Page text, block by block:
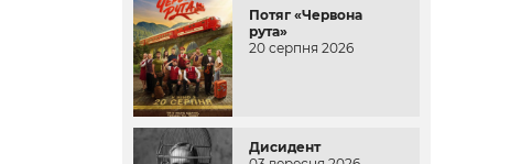
Потяг «Червона
рута»
20 серпня 2026
Дисидент